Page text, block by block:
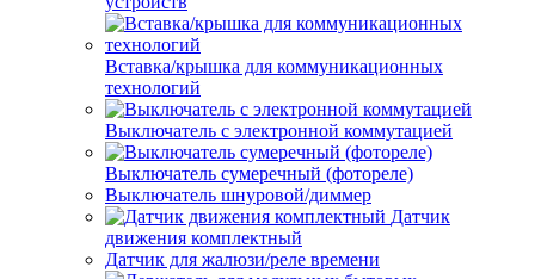
Вставка/крышка для коммуникационных
технологий
Выключатель с электронной коммутацией
Выключатель сумеречный (фотореле)
Выключатель шнуровой/диммер
Датчик
движения комплектный
Датчик для жалюзи/реле времени